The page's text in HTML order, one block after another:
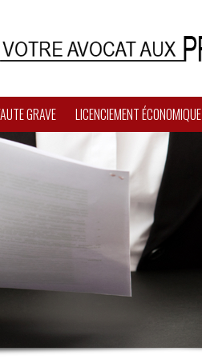
GRAVE LICENCIEMENT ÉCONOMIQUE